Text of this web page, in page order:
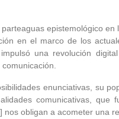
epistemológico
en el marco de los
una revolución
enunciativas, su
comunicativas, que
obligan a acometer una